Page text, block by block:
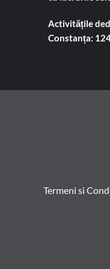
Activitățile
Constanța:
Termeni si